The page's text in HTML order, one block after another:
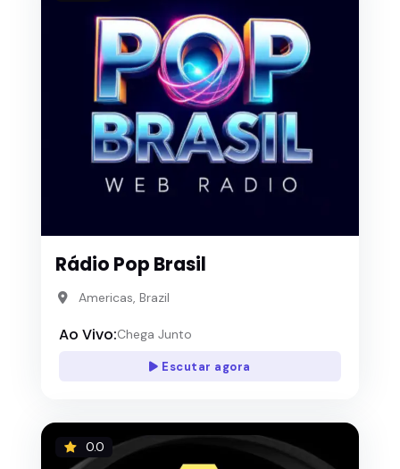
Rádio Pop Brasil
Americas, Brazil
Ao Vivo:Chega Junto
Escutar agora
0.0